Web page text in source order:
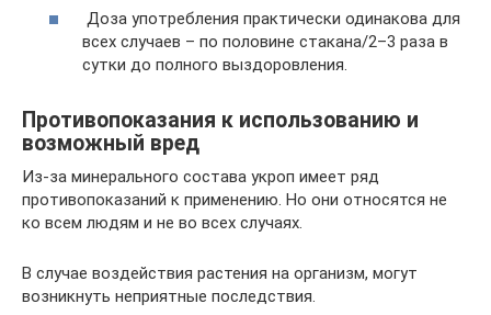
Доза употребления практически одинакова для
всех случаев – по половине стакана/2–3 раза в
сутки до полного выздоровления.
Противопоказания к использованию и
возможный вред
Из-за минерального состава укроп имеет ряд
противопоказаний к применению. Но они относятся не
ко всем людям и не во всех случаях.
В случае воздействия растения на организм, могут
возникнуть неприятные последствия.